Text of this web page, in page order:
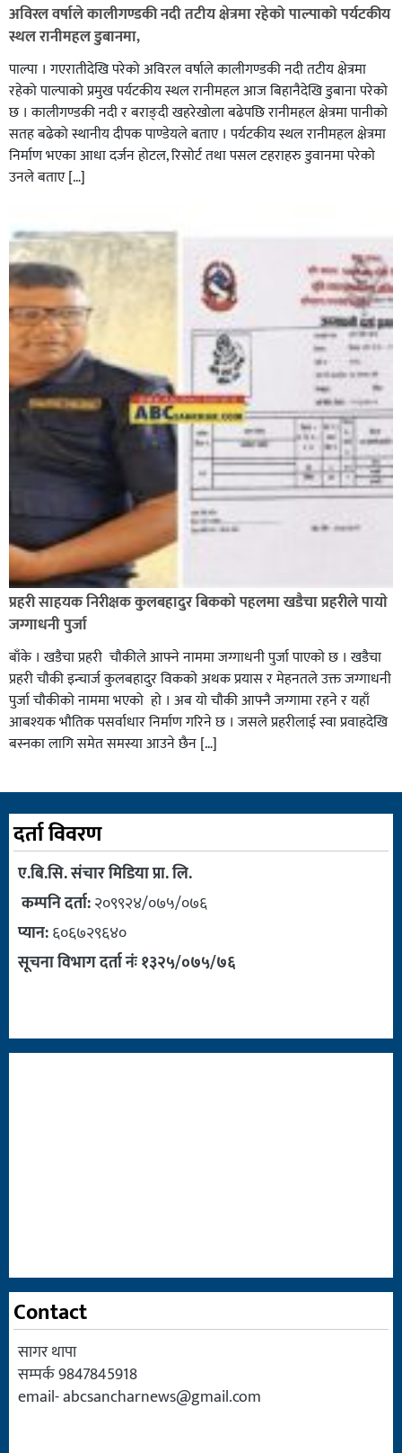
अविरल वर्षाले कालीगण्डकी नदी तटीय क्षेत्रमा रहेको पाल्पाको पर्यटकीय
स्थल रानीमहल डुबानमा,
पाल्पा । गएरातीदेखि परेको अविरल वर्षाले कालीगण्डकी नदी तटीय क्षेत्रमा
रहेको पाल्पाको प्रमुख पर्यटकीय स्थल रानीमहल आज बिहानैदेखि डुबाना परेको
छ । कालीगण्डकी नदी र बराङ्दी खहरेखोला बढेपछि रानीमहल क्षेत्रमा पानीको
सतह बढेको स्थानीय दीपक पाण्डेयले बताए । पर्यटकीय स्थल रानीमहल क्षेत्रमा
निर्माण भएका आधा दर्जन होटल, रिसोर्ट तथा पसल टहराहरु डुवानमा परेको
उनले बताए […]
प्रहरी साहयक निरीक्षक कुलबहादुर बिककाे पहलमा खडैचा प्रहरीले पायाे
जग्गाधनी पुर्जा
बाँके । खडैचा प्रहरी चाैकीले आफ्ने नाममा जग्गाधनी पुर्जा पाएकाे छ । खडैचा
प्रहरी चाैकी इन्चार्ज कुलबहादुर विककाे अथक प्रयास र मेहनतले उक्त जग्गाधनी
पुर्जा चाैकीकाे नाममा भएको हाे । अब याे चाैकी आफ्नै जग्गामा रहने र यहाँ
आबश्यक भाैतिक पसर्वाधार निर्माण गरिने छ । जसले प्रहरीलाई स्वा प्रवाहदेखि
बस्नका लागि समेत समस्या आउने छैन […]
दर्ता विवरण
ए.बि.सि. संचार मिडिया प्रा. लि.
कम्पनि दर्ता:२०९९२४/०७५/०७६
प्यान:६०६७२९६४०
सूचना विभाग दर्ता नंः १३२५/०७५/७६
Contact
सागर थापा
सम्पर्क 9847845918
email-abcsancharnews@gmail.com